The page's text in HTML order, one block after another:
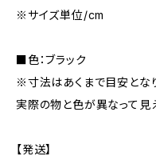
※サイズ単位/cm
■色：ブラック
※寸法はあくまで目安とな
実際の物と色が異なって見
【発送】